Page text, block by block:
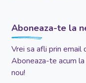
Aboneaza-te la
Vrei sa afli prin email
Aboneaza-te acum
nou!